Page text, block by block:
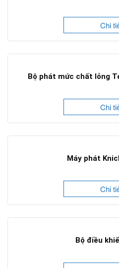
Chi
Bộ phát mức chất lỏng
Chi
Máy phát
Chi
Bộ điều